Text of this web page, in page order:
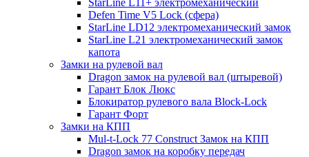
StarLine L11+ электромеханический
Defen Time V5 Lock (сфера)
StarLine LD12 электромеханический замок
StarLine L21 электромеханический замок
капота
Замки на рулевой вал
Dragon замок на рулевой вал (штыревой)
Гарант Блок Люкс
Блокиратор рулевого вала Block-Lock
Гарант Форт
Замки на КПП
Mul-t-Lock 77 Construct Замок на КПП
Dragon замок на коробку передач